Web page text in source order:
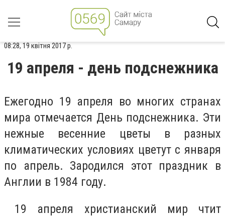
08:28, 19 квітня 2017 р.
19 апреля - день подснежника
Ежегодно 19 апреля во многих странах
мира отмечается День подснежника. Эти
нежные весенние цветы в разных
климатических условиях цветут с января
по апрель. Зародился этот праздник в
Англии в 1984 году.
19 апреля христианский мир чтит